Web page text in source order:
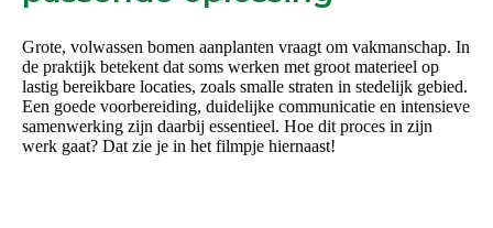
Grote, volwassen bomen aanplanten vraagt om vakmanschap. In
de praktijk betekent dat soms werken met groot materieel op
lastig bereikbare locaties, zoals smalle straten in stedelijk gebied.
Een goede voorbereiding, duidelijke communicatie en intensieve
samenwerking zijn daarbij essentieel. Hoe dit proces in zijn
werk gaat? Dat zie je in het filmpje hiernaast!